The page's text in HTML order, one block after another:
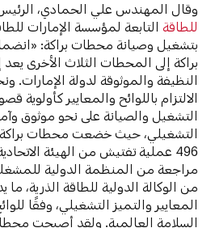
وقال المهندس علي الحمادي، الرئيس
للطاقةالتابعة لمؤسسة الإمارات
بتشغيل وصيانة محطات براكة:
براكة إلى المحطات الثلاث الأخرى يعد
النظيفة والموثوقة لدولة الإمارات.
الالتزام باللوائح والمعايير كأولوية
التشغيل والصيانة على نحو موثوق
التشغيلي، حيث خضعت محطات براكة
من الوكالة الدولية للطاقة الذرية، ما
المعايير والتميز التشغيلي، وفقًا
السلامة العالمية. ولقد أصبحت